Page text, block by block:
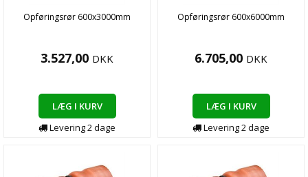
Opføringsrør 600x3000mm
3.527,00 DKK
LÆG I KURV
Levering2dage
Opføringsrør 600x6000mm
6.705,00 DKK
LÆG I KURV
Levering2dage